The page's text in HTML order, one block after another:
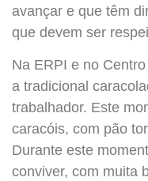
avançar e que têm
que devem ser
Na ERPI e no
a tradicional
trabalhador. Este
caracóis, com pão
Durante este
conviver, com muita